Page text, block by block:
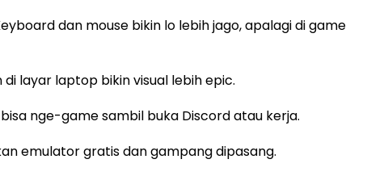
dan mouse bikin lo lebih jago, apalagi di game
di layar laptop bikin visual lebih epic.
bisa nge-game sambil buka Discord atau kerja.
emulator gratis dan gampang dipasang.